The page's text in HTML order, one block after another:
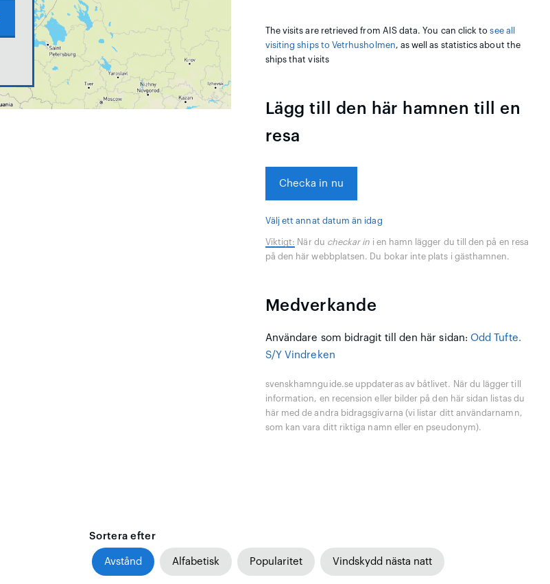
The visits are retrieved from AIS data. You can click tosee all
visiting ships to Vetrhusholmen, as well as statistics about the
ships that visits
Lägg till den här hamnen till en
resa
Checka in nu
Välj ett annat datum än idag
Viktigt: När du checkar in i en hamn lägger du till den på en resa
på den här webbplatsen. Du bokar inte plats i gästhamnen.
Medverkande
Användare som bidragit till den här sidan:Odd Tufte.
S/Y Vindreken
svenskhamnguide.se uppdateras av båtlivet. När du lägger till
information, en recension eller bilder på den här sidan listas du
här med de andra bidragsgivarna (vi listar ditt användarnamn,
som kan vara ditt riktiga namn eller en pseudonym).
Sortera efter
Avstånd Alfabetisk Popularitet Vindskydd nästa natt